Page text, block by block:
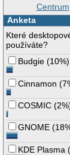
Centrum
Anketa
Které
používáte?
Budgie (10%)
Cinnamon (
COSMIC (2%
GNOME (
KDE Plasma